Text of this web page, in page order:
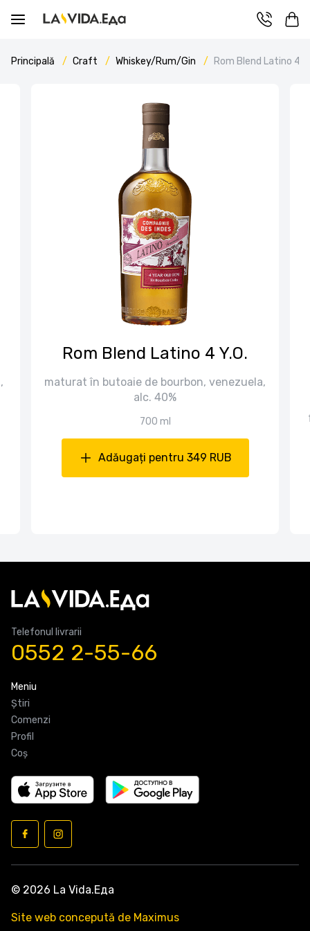
Principală Craft Whiskey/Rum/Gin Rom Blend Latino 4
Rom Blend Latino 4 Y.O.
maturat în butoaie de bourbon, venezuela,
alc. 40%
700 ml
Adăugați pentru 349 RUB
Telefonul livrarii
0552 2-55-66
Meniu
Știri
Comenzi
Profil
Coş
© 2026 La Vida.Еда
Site web concepută de Maximus